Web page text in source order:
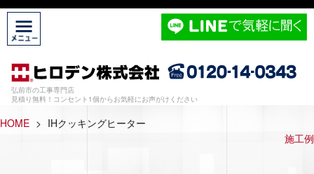
弘前市の工事専門店
見積り無料！コンセント1個からお気軽にお声がけください
HOME > IHクッキングヒーター
施工例